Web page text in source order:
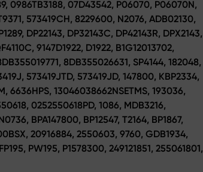
0986TB3188, 07D43542, P06070, P06070N,
573419CH, 8229600, N2076, ADB02130,
DP22143, DP32143C, DP42143R, DPX2143,
9147D1922, D1922, B1G12013702,
8DB355026631, SP4144, 182048,
573419JTD, 573419JD, 147800, KBP2334,
6636HPS, 13046038662NSETMS, 193036,
0252550618PD, 1086, MDB3216,
BPA147800, BP12547, T2164, BP1867,
20916884, 2550603, 9760, GDB1934,
PW195, P1578300, 249121851, 255061801,